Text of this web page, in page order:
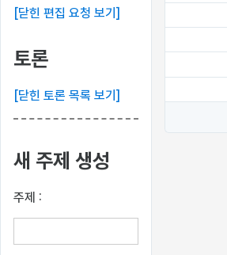
[닫힌 편집 요청 보기]
토론
[닫힌 토론 목록 보기]
새 주제 생성
주제 :